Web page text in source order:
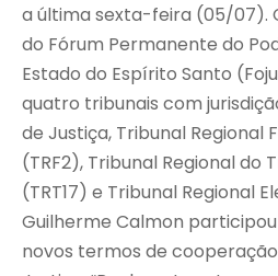
a última sexta-feira (05/07).
do Fórum Permanente do
Estado do Espírito Santo
quatro tribunais com
de Justiça, Tribunal Regional
(TRF2), Tribunal Regional do
(TRT17) e Tribunal Regional
Guilherme Calmon
novos termos de